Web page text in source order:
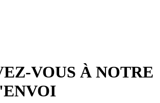
VOUS À NOTRE